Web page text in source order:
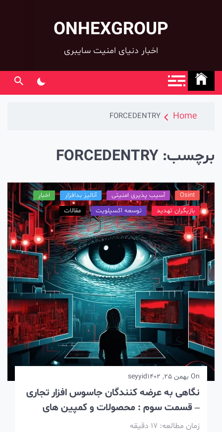
ONHEXGROUP
اخبار دنیای امنیت سایبری
Home
FORCEDENTRY
FORCEDENTRY
Osint آسیب پذیری امنیتی آنالیز بدافزار
اخبار
بازیگران تهدید
توسعه اکسپلویت مقالات
بهمن 25, 1402 seyyid
نگاهی به عرضه کنندگان جاسوس افزار تجاری
– قسمت سوم : محصولات و کمپین های
CSV
زمان مطالعه:17دقیقه